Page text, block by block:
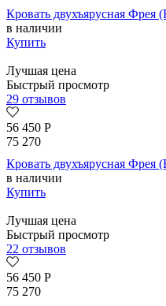
Кровать двухъярусная Фрея
в наличии
Купить
Лучшая цена
Быстрый просмотр
29 отзывов
56 450 Р
75 270
Кровать двухъярусная Фрея
в наличии
Купить
Лучшая цена
Быстрый просмотр
22 отзывов
56 450 Р
75 270